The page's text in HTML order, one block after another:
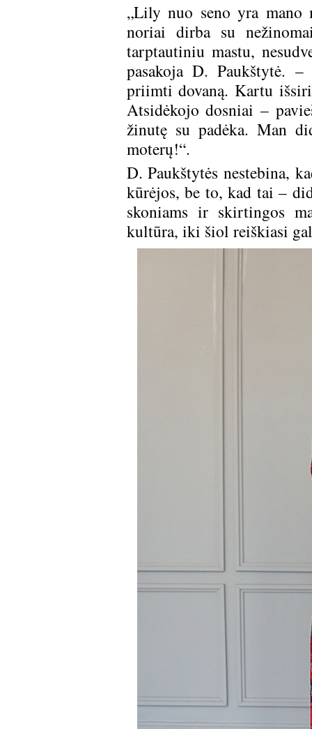
„Lily nuo seno yra
noriai dirba su
tarptautiniu mastu,
pasakoja D. Paukštytė.
priimti dovaną. Kartu
Atsidėkojo dosniai –
žinutę su padėka. Man
moterų!“.
D. Paukštytės nestebina,
kūrėjos, be to, kad tai –
skoniams ir skirtingos
kultūra, iki šiol reiškiasi